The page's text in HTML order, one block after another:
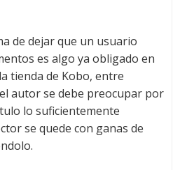
de dejar que un usuario
es algo ya obligado en
tienda de Kobo, entre
autor se debe preocupar por
lo suficientemente
se quede con ganas de